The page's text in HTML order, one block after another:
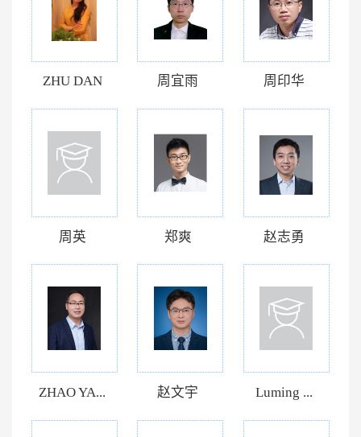
ZHU DAN 周宜雨 周印华
周英 郑爽 赵志勇
ZHAO YA... 赵文宇 Luming ...